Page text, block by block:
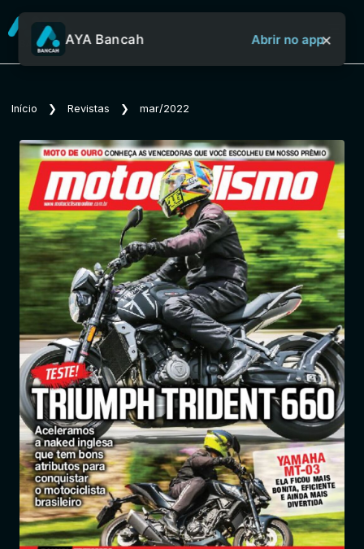
Sobre o Aya Bancah
Início
Revistas
Jornais
Notícias
Entrar
AYA Bancah Abrir no app×
Início ❯ Revistas ❯ mar/2022